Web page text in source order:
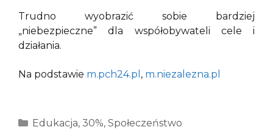
Trudno wyobrazić sobie bardziej
„niebezpieczne” dla współobywateli cele i
działania.
Na podstawie m.pch24.pl , m.niezalezna.pl
Kategorie
Edukacja, 30%, Społeczeństwo